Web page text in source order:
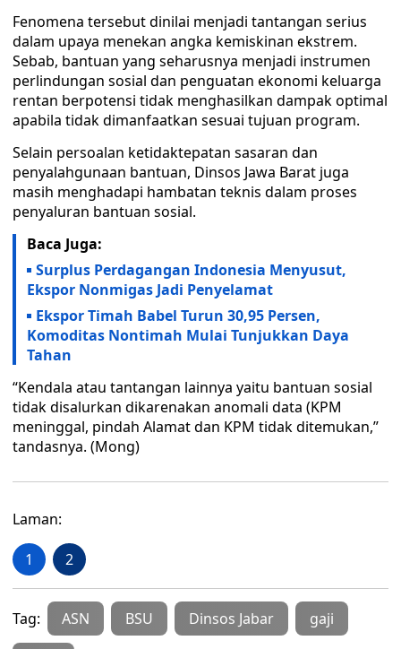
Fenomena tersebut dinilai menjadi tantangan serius
dalam upaya menekan angka kemiskinan ekstrem.
Sebab, bantuan yang seharusnya menjadi instrumen
perlindungan sosial dan penguatan ekonomi keluarga
rentan berpotensi tidak menghasilkan dampak optimal
apabila tidak dimanfaatkan sesuai tujuan program.
Selain persoalan ketidaktepatan sasaran dan
penyalahgunaan bantuan, Dinsos Jawa Barat juga
masih menghadapi hambatan teknis dalam proses
penyaluran bantuan sosial.
Baca Juga:
Surplus Perdagangan Indonesia Menyusut,
Ekspor Nonmigas Jadi Penyelamat
Ekspor Timah Babel Turun 30,95 Persen,
Komoditas Nontimah Mulai Tunjukkan Daya
Tahan
“Kendala atau tantangan lainnya yaitu bantuan sosial
tidak disalurkan dikarenakan anomali data (KPM
meninggal, pindah Alamat dan KPM tidak ditemukan,”
tandasnya. (Mong)
Laman:
1 2
Tag: ASN BSU Dinsos Jabar gaji